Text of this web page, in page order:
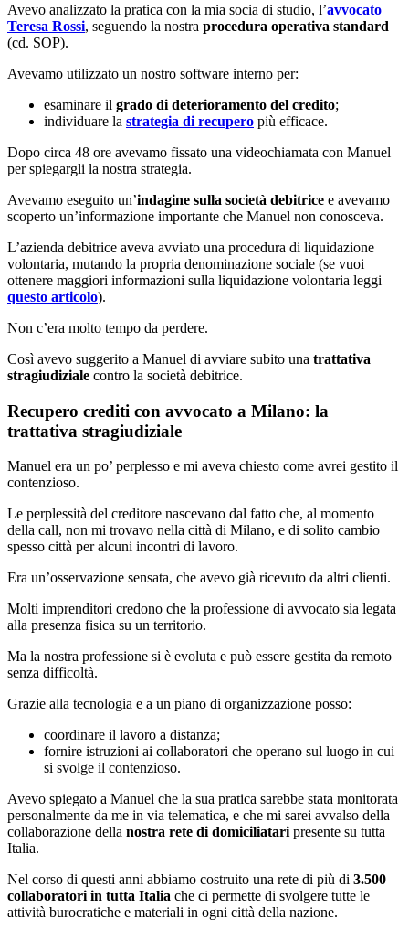
Avevo analizzato la pratica con la mia socia di studio, l’avvocato
Teresa Rossi, seguendo la nostra procedura operativa standard
(cd. SOP).
Avevamo utilizzato un nostro software interno per:
esaminare il grado di deterioramento del credito;
individuare la strategia di recupero più efficace.
Dopo circa 48 ore avevamo fissato una videochiamata con Manuel
per spiegargli la nostra strategia.
Avevamo eseguito un’indagine sulla società debitrice e avevamo
scoperto un’informazione importante che Manuel non conosceva.
L’azienda debitrice aveva avviato una procedura di liquidazione
volontaria, mutando la propria denominazione sociale (se vuoi
ottenere maggiori informazioni sulla liquidazione volontaria leggi
questo articolo).
Non c’era molto tempo da perdere.
Così avevo suggerito a Manuel di avviare subito una trattativa
stragiudiziale contro la società debitrice.
Recupero crediti con avvocato a Milano: la
trattativa stragiudiziale
Manuel era un po’ perplesso e mi aveva chiesto come avrei gestito il
contenzioso.
Le perplessità del creditore nascevano dal fatto che, al momento
della call, non mi trovavo nella città di Milano, e di solito cambio
spesso città per alcuni incontri di lavoro.
Era un’osservazione sensata, che avevo già ricevuto da altri clienti.
Molti imprenditori credono che la professione di avvocato sia legata
alla presenza fisica su un territorio.
Ma la nostra professione si è evoluta e può essere gestita da remoto
senza difficoltà.
Grazie alla tecnologia e a un piano di organizzazione posso:
coordinare il lavoro a distanza;
fornire istruzioni ai collaboratori che operano sul luogo in cui
si svolge il contenzioso.
Avevo spiegato a Manuel che la sua pratica sarebbe stata monitorata
personalmente da me in via telematica, e che mi sarei avvalso della
collaborazione della nostra rete di domiciliatari presente su tutta
Italia.
Nel corso di questi anni abbiamo costruito una rete di più di 3.500
collaboratori in tutta Italia che ci permette di svolgere tutte le
attività burocratiche e materiali in ogni città della nazione.